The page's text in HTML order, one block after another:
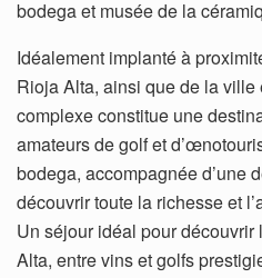
bodega et musée de la
Idéalement implanté à
Rioja Alta, ainsi que de la
complexe constitue une
amateurs de golf et
bodega, accompagnée d’une
découvrir toute la richesse et
Un séjour idéal pour
Alta, entre vins et golfs